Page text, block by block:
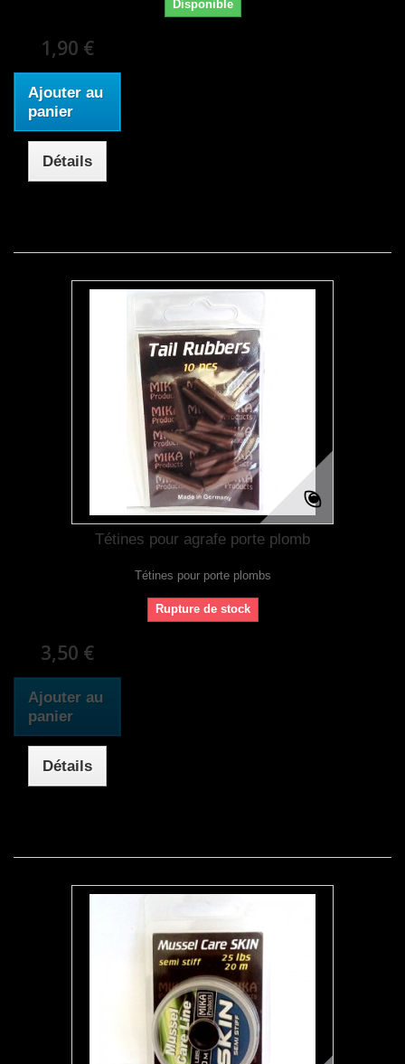
Disponible
1,90 €
Ajouter au
panier
Détails
Tétines pour agrafe porte plomb
Tétines pour porte plombs
Rupture de stock
3,50 €
Ajouter au
panier
Détails